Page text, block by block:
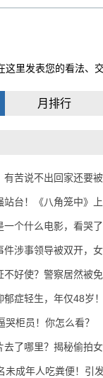
里发表您的看法、交
月排行
苦说不出回家还要被
站台！《八角笼中》
一个什么电影，看哭
涉事领导被双开，女
好使？警察居然被免
症轻生，年仅48岁！
柜员！你怎么看？
了哪里？揭秘偷拍女
成年人吃粪便！引发